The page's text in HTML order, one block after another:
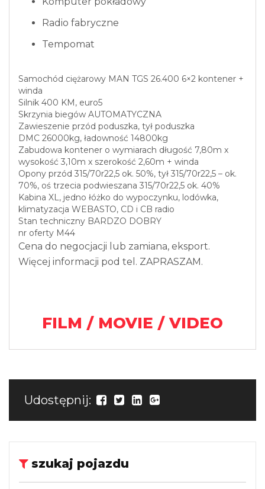
Radio fabryczne
Tempomat
Samochód ciężarowy MAN TGS 26.400 6×2 kontener +
winda
Silnik 400 KM, euro5
Skrzynia biegów AUTOMATYCZNA
Zawieszenie przód poduszka, tył poduszka
DMC 26000kg, ładowność 14800kg
Zabudowa kontener o wymiarach długość 7,80m x
wysokość 3,10m x szerokość 2,60m + winda
Opony przód 315/70r22,5 ok. 50%, tył 315/70r22,5 – ok.
70%, oś trzecia podwieszana 315/70r22,5 ok. 40%
Kabina XL, jedno łóżko do wypoczynku, lodówka,
klimatyzacja WEBASTO, CD i CB radio
Stan techniczny BARDZO DOBRY
nr oferty M44
Cena do negocjacji lub zamiana, eksport.
Więcej informacji pod tel. ZAPRASZAM.
FILM / MOVIE / VIDEO
Udostępnij:
szukaj pojazdu